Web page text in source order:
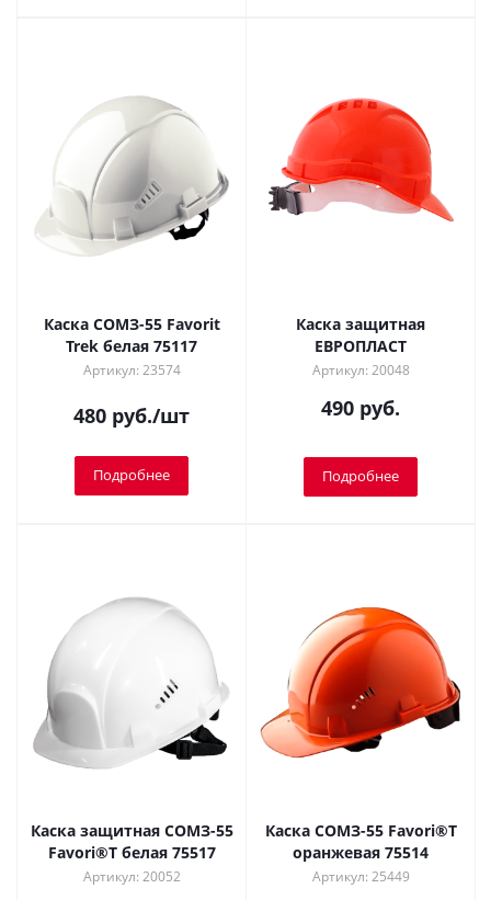
Каска СОМЗ-55 Favorit
Trek белая 75117
Артикул: 23574
480 руб./шт
Подробнее
Каска защитная
ЕВРОПЛАСТ
Артикул: 20048
490 руб.
Подробнее
Каска защитная СОМЗ-55
Favori®T белая 75517
Артикул: 20052
Каска СОМЗ-55 Favori®T
оранжевая 75514
Артикул: 25449